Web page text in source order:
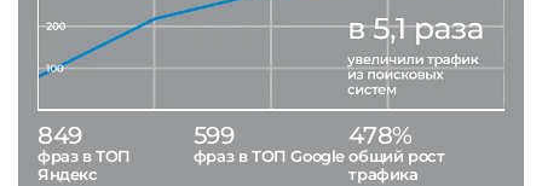
849
фраз в ТОП
Яндекс
599
фраз в ТОП Google
478%
общий рост
трафика